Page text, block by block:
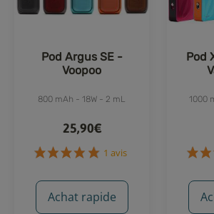
Pod Argus SE -
Voopoo
800 mAh - 18W - 2 mL
25,90€
Achat rapide
Pod
1000